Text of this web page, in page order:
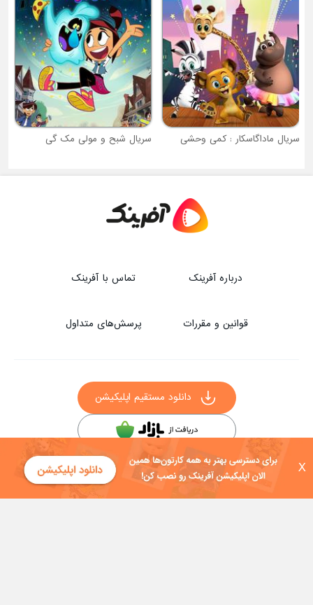
X
سریال ماداگاسکار : کمی وحشی سریال شبح و مولی مک گی
درباره آفرینک تماس با آفرینک
قوانین و مقررات پرسش‌های متداول
دانلود مستقیم اپلیکیشن
سایر راه‌های دانلود آفرینک